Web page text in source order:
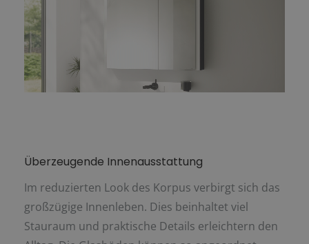
Überzeugende Innenausstattung
Im reduzierten Look des Korpus verbirgt sich das
großzügige Innenleben. Dies beinhaltet viel
Stauraum und praktische Details erleichtern den